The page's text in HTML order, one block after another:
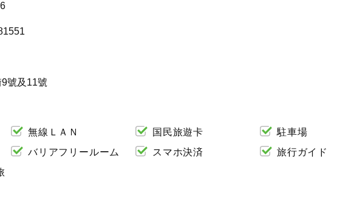
號及11號
無線ＬＡＮ 国民旅遊卡
駐車場
バリアフリールーム スマホ決済
旅行ガイド